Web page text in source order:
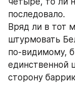
последовало.
Вряд ли в тот
штурмовать
по-видимому,
единственной
сторону